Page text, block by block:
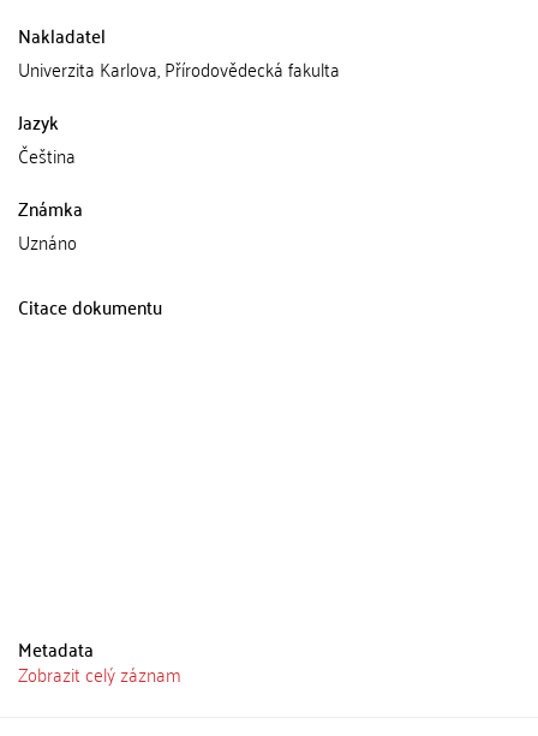
Nakladatel
Univerzita Karlova, Přírodovědecká fakulta
Jazyk
Čeština
Známka
Uznáno
Citace dokumentu
Metadata
Zobrazit celý záznam